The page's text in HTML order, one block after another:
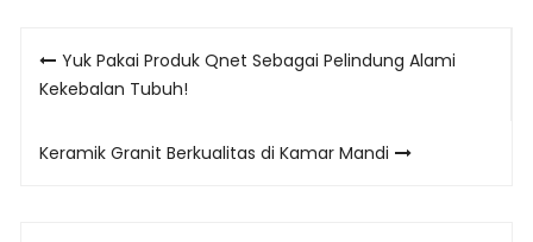
Post
navigation
Yuk Pakai Produk Qnet Sebagai Pelindung Alami
Kekebalan Tubuh!
Keramik Granit Berkualitas di Kamar Mandi